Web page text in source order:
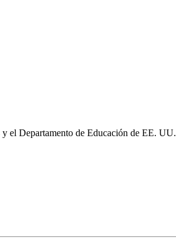
Departamento de Educación de EE.